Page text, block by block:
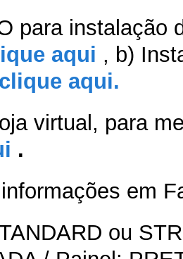
para instalação
aqui , b)
clique aqui.
virtual, para
.
em
ou